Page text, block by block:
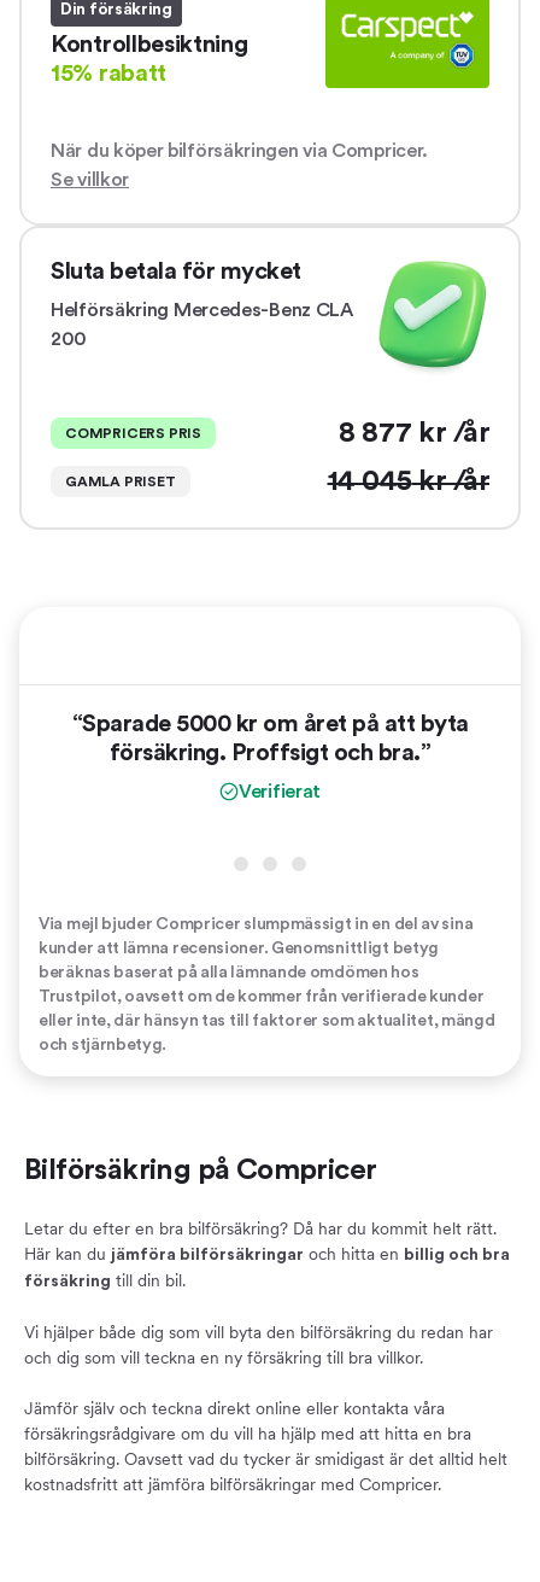
Din försäkring
Kontrollbesiktning
15% rabatt
När du köper bilförsäkringen via Compricer.
Se villkor
Sluta betala för mycket
Helförsäkring Mercedes-Benz CLA
200
COMPRICERS PRIS 8 877 kr /år
GAMLA PRISET 14 045kr /år
“Sparade 5000 kr om året på att byta
försäkring. Proffsigt och bra.”
Verifierat
Via mejl bjuder Compricer slumpmässigt in en del av sina
kunder att lämna recensioner. Genomsnittligt betyg
beräknas baserat på alla lämnande omdömen hos
Trustpilot, oavsett om de kommer från verifierade kunder
eller inte, där hänsyn tas till faktorer som aktualitet, mängd
och stjärnbetyg.
Bilförsäkring på Compricer
Letar du efter en bra bilförsäkring? Då har du kommit helt rätt.
Här kan du jämföra bilförsäkringar och hitta en billig och bra
försäkring till din bil.
Vi hjälper både dig som vill byta den bilförsäkring du redan har
och dig som vill teckna en ny försäkring till bra villkor.
Jämför själv och teckna direkt online eller kontakta våra
försäkringsrådgivare om du vill ha hjälp med att hitta en bra
bilförsäkring. Oavsett vad du tycker är smidigast är det alltid helt
kostnadsfritt att jämföra bilförsäkringar med Compricer.